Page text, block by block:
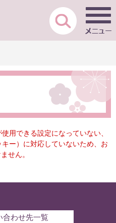
用できる設定になっていない、
ー）に対応していないため、お
せん。
合わせ先一覧